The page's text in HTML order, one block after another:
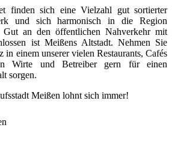
finden sich eine Vielzahl gut sortierter
und sich harmonisch in die Region
Gut an den öffentlichen Nahverkehr mit
ist Meißens Altstadt. Nehmen Sie
in einem unserer vielen Restaurants, Cafés
Wirte und Betreiber gern für einen
sorgen.
Meißen lohnt sich immer!